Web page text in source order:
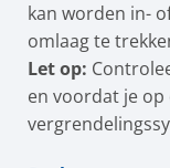
kan worden in-
omlaag te
Let op:
en voordat je